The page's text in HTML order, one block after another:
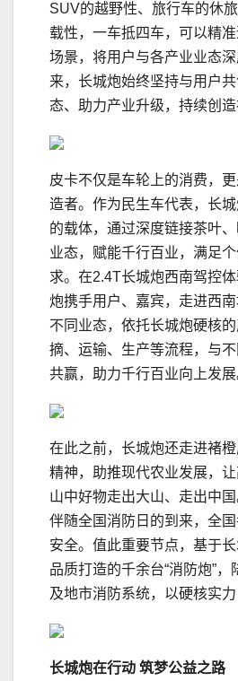
SUV的越野性、旅行车的休
载性，一车抵四车，可以精
场景，将用户与各产业业态
来，长城炮始终坚持与用户
态、助力产业升级，持续创造
皮卡不仅是车轮上的消费，
造者。作为民生车代表，长
的载体，通过深度链接茶叶
业态，赋能千行百业，满足
求。在2.4T长城炮西南驾控
炮携手用户、嘉宾，走进西
不同业态，依托长城炮硬核
摘、运输、生产等流程，与
共赢，助力千行百业向上发展
在此之前，长城炮还走进褚
精神，助推现代农业发展，
山中好物走出大山、走出中国
伴随全国消防日的到来，全
安全。值此重要节点，基于
品质打造的千余台“消防炮”
及地市消防系统，以硬核实力
长城炮在行动 筑梦公益之路